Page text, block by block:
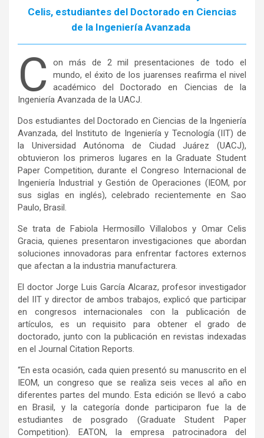
Celis, estudiantes del Doctorado en Ciencias
de la Ingeniería Avanzada
C
on más de 2 mil presentaciones de todo el
mundo, el éxito de los juarenses reafirma el nivel
académico del Doctorado en Ciencias de la
Ingeniería Avanzada de la UACJ.
Dos estudiantes del Doctorado en Ciencias de la Ingeniería
Avanzada, del Instituto de Ingeniería y Tecnología (IIT) de
la Universidad Autónoma de Ciudad Juárez (UACJ),
obtuvieron los primeros lugares en la Graduate Student
Paper Competition, durante el Congreso Internacional de
Ingeniería Industrial y Gestión de Operaciones (IEOM, por
sus siglas en inglés), celebrado recientemente en Sao
Paulo, Brasil.
Se trata de Fabiola Hermosillo Villalobos y Omar Celis
Gracia, quienes presentaron investigaciones que abordan
soluciones innovadoras para enfrentar factores externos
que afectan a la industria manufacturera.
El doctor Jorge Luis García Alcaraz, profesor investigador
del IIT y director de ambos trabajos, explicó que participar
en congresos internacionales con la publicación de
artículos, es un requisito para obtener el grado de
doctorado, junto con la publicación en revistas indexadas
en el Journal Citation Reports.
“En esta ocasión, cada quien presentó su manuscrito en el
IEOM, un congreso que se realiza seis veces al año en
diferentes partes del mundo. Esta edición se llevó a cabo
en Brasil, y la categoría donde participaron fue la de
estudiantes de posgrado (Graduate Student Paper
Competition). EATON, la empresa patrocinadora del